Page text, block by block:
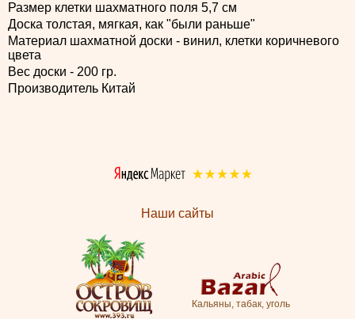
Размер клетки шахматного поля 5,7 см
Доска толстая, мягкая, как "были раньше"
Материал шахматной доски - винил, клетки коричневого
цвета
Вес доски - 200 гр.
Производитель Китай
Наши сайты
Кальяны, табак, уголь